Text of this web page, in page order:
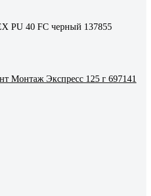
PU 40 FC черный 137855